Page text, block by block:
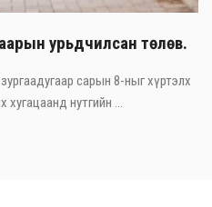
урьдчилсан төлөв.
сарын 8-ныг хүртэлх
хугацаанд нутгийн ...